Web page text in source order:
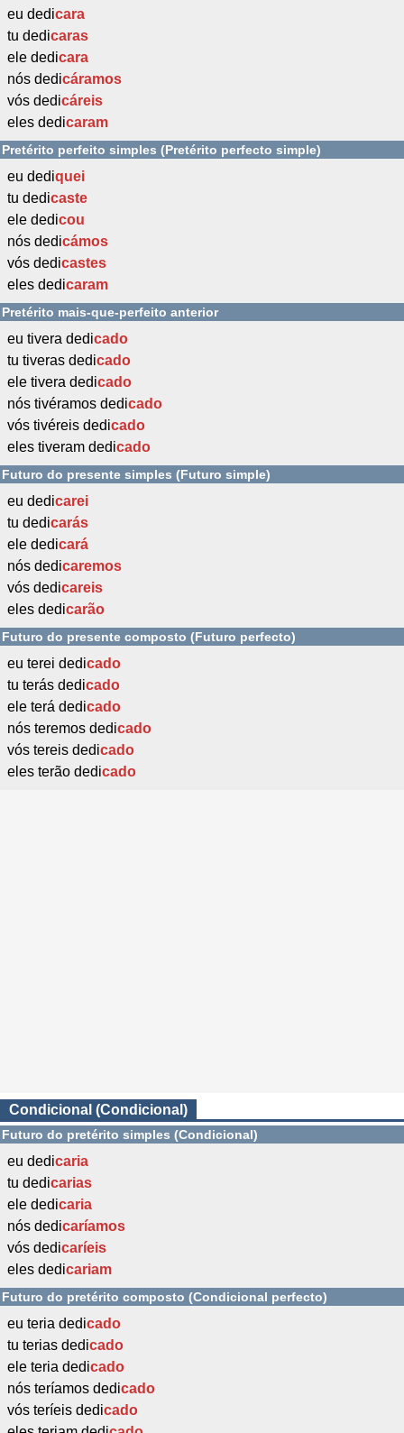
eu dedicara
tu dedicaras
ele dedicara
nós dedicáramos
vós dedicáreis
eles dedicaram
Pretérito perfeito simples (Pretérito perfecto simple)
eu dediquei
tu dedicaste
ele dedicou
nós dedicámos
vós dedicastes
eles dedicaram
Pretérito mais-que-perfeito anterior
eu tivera dedicado
tu tiveras dedicado
ele tivera dedicado
nós tivéramos dedicado
vós tivéreis dedicado
eles tiveram dedicado
Futuro do presente simples (Futuro simple)
eu dedicarei
tu dedicarás
ele dedicará
nós dedicaremos
vós dedicareis
eles dedicarão
Futuro do presente composto (Futuro perfecto)
eu terei dedicado
tu terás dedicado
ele terá dedicado
nós teremos dedicado
vós tereis dedicado
eles terão dedicado
Condicional (Condicional)
Futuro do pretérito simples (Condicional)
eu dedicaria
tu dedicarias
ele dedicaria
nós dedicaríamos
vós dedicaríeis
eles dedicariam
Futuro do pretérito composto (Condicional perfecto)
eu teria dedicado
tu terias dedicado
ele teria dedicado
nós teríamos dedicado
vós teríeis dedicado